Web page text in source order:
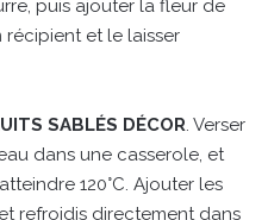
puis ajouter la fleur de
récipient et le laisser
SABLÉS DÉCOR . Verser
dans une casserole, et
120°C. Ajouter les
refroidis directement dans